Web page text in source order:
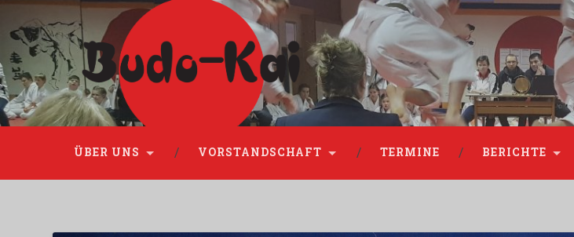
Please disable Adblock!
ÜBER UNS VORSTANDSCHAFT TERMINE BERICHTE